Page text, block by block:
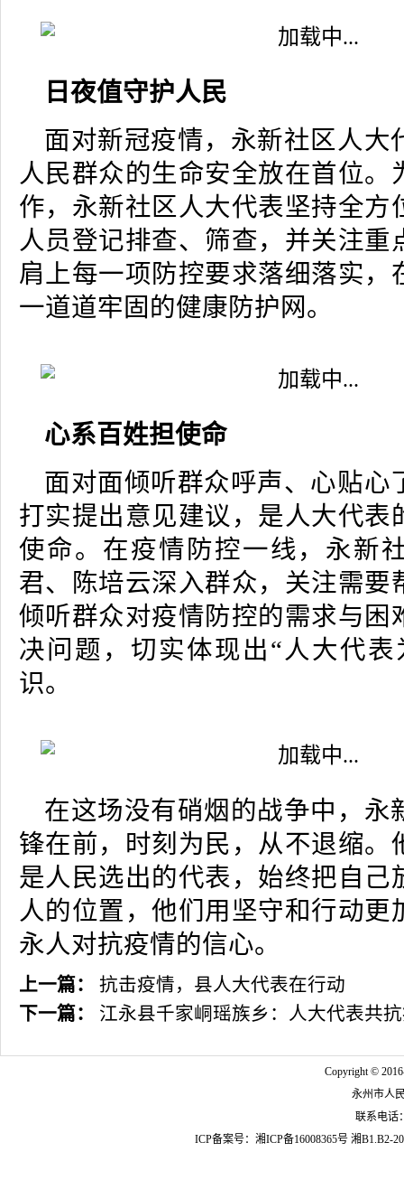
日夜值守护人民
面对新冠疫情，永新社区人大
人民群众的生命安全放在首位。
作，永新社区人大代表坚持全方
人员登记排查、筛查，并关注重
肩上每一项防控要求落细落实，
一道道牢固的健康防护网。
心系百姓担使命
面对面倾听群众呼声、心贴心
打实提出意见建议，是人大代表
使命。在疫情防控一线，永新
君、陈培云深入群众，关注需要
倾听群众对疫情防控的需求与困
决问题，切实体现出“人大代
识。
在这场没有硝烟的战争中，永
锋在前，时刻为民，从不退缩。
是人民选出的代表，始终把自己
人的位置，他们用坚守和行动更
永人对抗疫情的信心。
上一篇：
抗击疫情，县人大代表在行动
下一篇：
江永县千家峒瑶族乡：人大代表共
Copyright ©
永州市人
联系电话
ICP备案号： 湘ICP备16008365号 湘B1.B2-